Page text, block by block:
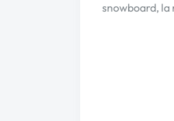
snowboard,